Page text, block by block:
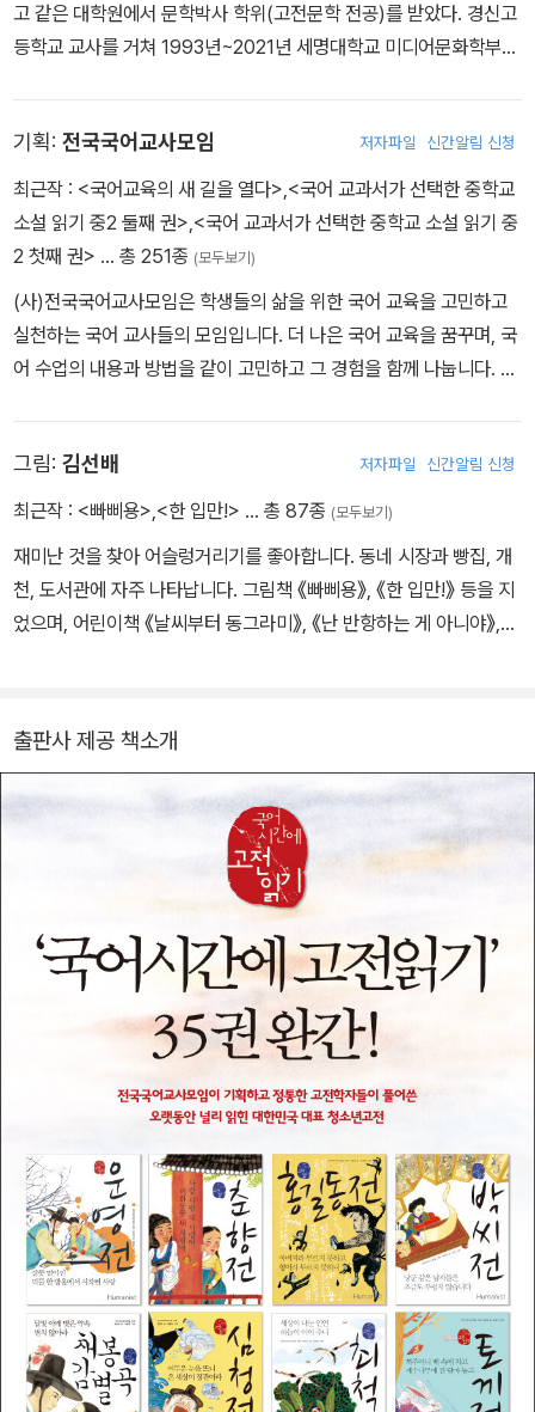
고 같은 대학원에서 문학박사 학위(고전문학 전공)를 받았다. 경신고
등학교 교사를 거쳐 1993년~2021년 세명대학교 미디어문화학부
한국고전문학회, 우리말교육현장학회 회장을 두루 지냈다. 고등학교
문학 교과서 검정심의위원을 맡기도 했으며, 2008년∼2009년 헝
가리 부다페스트 엘테(ELTE)대학교 한국학과 초빙 교수를 지냈다.
우리 고전소설을 연구해 많은 사람들에게 알리는 일과 고전의 다양한
사와 문학적 진실》(1997), 《활자본 고소설의 편폭과 지향》(2000),
《고전소설의 풍자와 미학》(2005), 《고전소설의 교육과 매체》(200
7), 《살아 있는 고전문학 교과서》(공저, 2011), 《한국문학과 로컬리
티》(2014), 《고전소설과 스토리텔링》(2018), 《헌집 줄게 새집 다
오》(2019) 등의 책을 썼으며, 《홍길동전》, 《장화홍련전》, 《배비장
향전》의 근대적 변개와 정치의식〉으로 이주홍문학연구상을 수상했
다.
기획: 전국국어교사모임 저자파일 신간알림 신청
최근작 : <국어교육의 새 길을 열다>,<국어 교과서가 선택한 중학교
소설 읽기 중2 둘째 권>,<국어 교과서가 선택한 중학교 소설 읽기 중
2 첫째 권> … 총 251종 (모두보기)
(사)전국국어교사모임은 학생들의 삶을 위한 국어 교육을 고민하고
실천하는 국어 교사들의 모임입니다. 더 나은 국어 교육을 꿈꾸며, 국
어 수업의 내용과 방법을 같이 고민하고 그 경험을 함께 나눕니다. 전
그림: 김선배 저자파일 신간알림 신청
최근작 : <빠삐용>,<한 입만!> … 총 87종 (모두보기)
재미난 것을 찾아 어슬렁거리기를 좋아합니다. 동네 시장과 빵집, 개
천, 도서관에 자주 나타납니다. 그림책 《빠삐용》, 《한 입만!》 등을 지
었으며, 어린이책 《날씨부터 동그라미》, 《난 반항하는 게 아니야》,
출판사 제공 책소개